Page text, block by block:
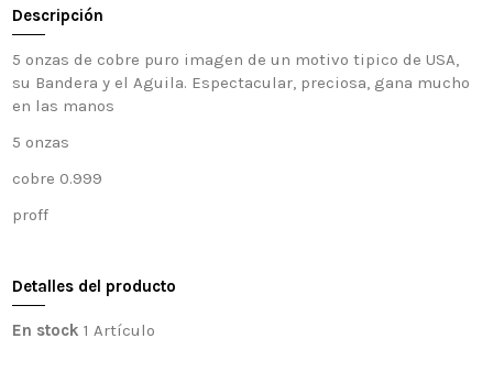
Descripción
5 onzas de cobre puro imagen de un motivo tipico de USA,
su Bandera y el Aguila. Espectacular, preciosa, gana mucho
en las manos
5 onzas
cobre 0.999
proff
Detalles del producto
En stock 1 Artículo